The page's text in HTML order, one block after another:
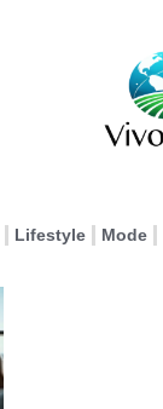
Lifestyle Mode